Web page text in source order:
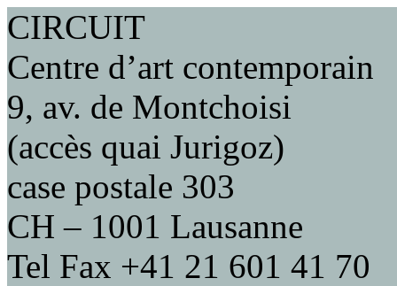
CIRCUIT
Centre d’art contemporain
9, av. de Montchoisi
(accès quai Jurigoz)
case postale 303
CH – 1001 Lausanne
Tel Fax +41 21 601 41 70